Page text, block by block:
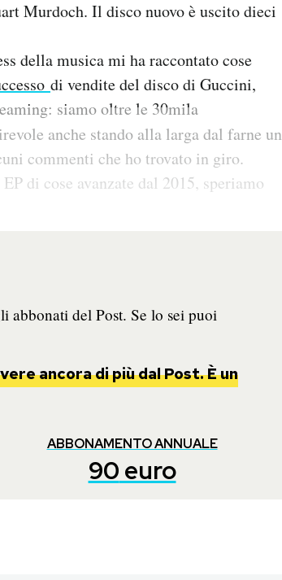
Murdoch. Il disco nuovo è uscito dieci
della musica mi ha raccontato cose
di vendite del disco di Guccini,
siamo oltre le 30mila
anche stando alla larga dal farne un
commenti che ho trovato in giro.
di cose avanzate dal 2015, speriamo
abbonati del Post. Se lo sei puoi
ancora di più dal Post. È un
ABBONAMENTO ANNUALE
90 euro